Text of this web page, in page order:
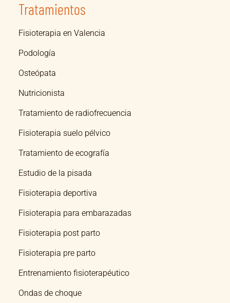
Tratamientos
Fisioterapia en Valencia
Podología
Osteópata
Nutricionista
Tratamiento de radiofrecuencia
Fisioterapia suelo pélvico
Tratamiento de ecografía
Estudio de la pisada
Fisioterapia deportiva
Fisioterapia para embarazadas
Fisioterapia post parto
Fisioterapia pre parto
Entrenamiento fisioterapéutico
Ondas de choque